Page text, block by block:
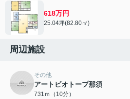
618万円
25.04坪(82.80㎡)
周辺施設
その他
アートビオトープ那須
731ｍ（10分）